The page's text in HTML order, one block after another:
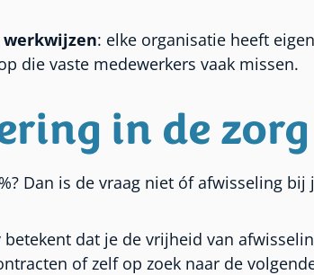
: elke organisatie heeft
die vaste medewerkers vaak missen.
in de
Dan is de vraag niet óf afwisseling
betekent dat je de vrijheid van
of zelf op zoek naar de